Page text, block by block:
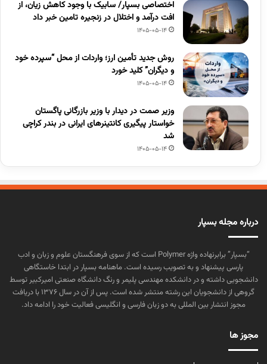
اختصاصی بسپار/ سابیک با وجود کاهش زیان، از
افت درآمد و اختلال در زنجیره تامین خبر داد
1405-05-14
روش جدید تأمین ارز؛ واردات از محل “سپرده خود
و دیگران” کلید خورد
1405-05-14
وزیر صمت در دیدار با وزیر بازرگانی پاگستان
خواستار پیگیری کانتینرهای ایرانی در بندر کراچی
شد
1405-05-14
درباره مجله بسپار
“بسپار” برابرنهاده واژه Polymer است که از سوی فرهنگستان علوم و زبان و ادب
پارسی پیشنهاد و به تصویب رسیده است. ماهنامه بسپار در ابتدا خاستگاهی
دانشجویی داشته و در دانشکده مهندسی پلیمر و رنگ دانشگاه صنعتی امیرکبیر توسط
گروهی از دانشجویان این رشته منتشر شده است. پس از آن در سال ۱۳۷۶ با دریافت
مجوز انتشار بین المللی به دو زبان فارسی و انگلیسی فعالیت خود را ادامه داد.
مجوز ها